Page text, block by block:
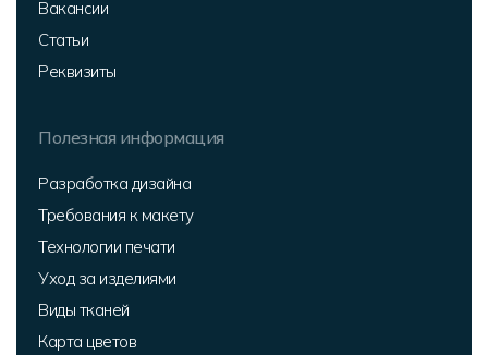
Вакансии
Статьи
Реквизиты
Полезная информация
Разработка дизайна
Требования к макету
Технологии печати
Уход за изделиями
Виды тканей
Карта цветов